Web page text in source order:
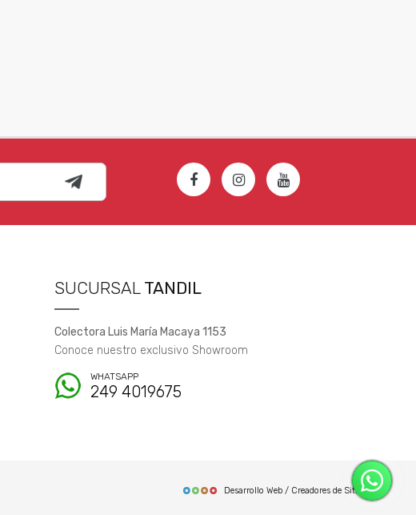
SUCURSAL TANDIL
Colectora Luis María Macaya 1153
Conoce nuestro exclusivo Showroom
WHATSAPP
249 4019675
Desarrollo Web / Creadores de Sitios